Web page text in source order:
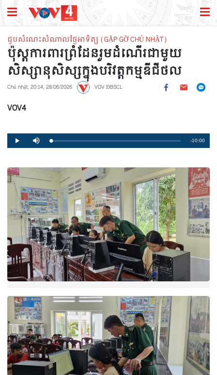
ជួបសំណេះសំណាលថ្ងៃអាទិត្យ (GẶP GỠ CHỦ NHẬT)
ប៉ុស្តការពារព្រំដែនរួមដំណើរជាមួយ
សិស្សានុសិស្សក្នុងបរិវត្តកម្មឌីជីថល
Chủ nhật, 20:14, 28/06/2026 VOV ĐBSCL
VOV4
Play Mute Loaded:
0%
Progress:
0%
Remaining
-10:00